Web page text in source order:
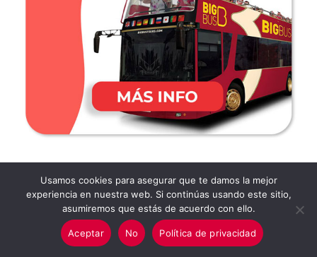
LO ÚLTIMO MÁS COMENTADO
Parque infantil en Memoria de la Princesa Diana
en Kensington Gardens, Londres
Usamos cookies para asegurar que te damos la mejor
experiencia en nuestra web. Si continúas usando este sitio,
asumiremos que estás de acuerdo con ello.
Aceptar No Política de privacidad